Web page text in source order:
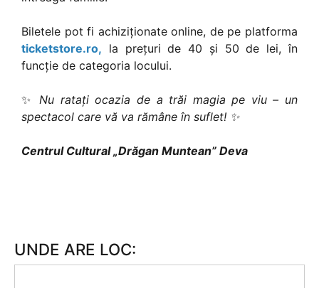
Biletele pot fi achiziționate online, de pe platforma
ticketstore.ro, la prețuri de 40 și 50 de lei, în
funcție de categoria locului.
✨
Nu ratați ocazia de a trăi magia pe viu – un
spectacol care vă va rămâne în suflet! ✨
Centrul Cultural „Drăgan Muntean” Deva
UNDE ARE LOC: